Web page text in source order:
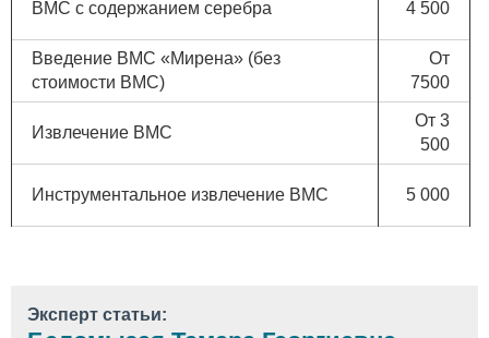
ВМС с содержанием серебра 4 500
Введение ВМС «Мирена» (без
стоимости ВМС)
От
7500
Извлечение ВМС
От 3
500
Инструментальное извлечение ВМС 5 000
Эксперт статьи: